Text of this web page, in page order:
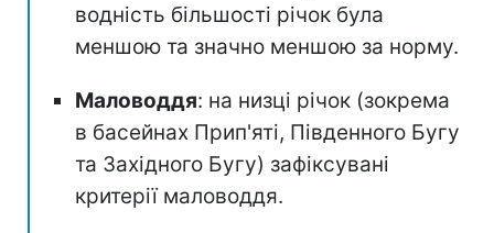
водність більшості річок була
меншою та значно меншою за норму.
Маловоддя: на низці річок (зокрема
в басейнах Прип'яті, Південного Бугу
та Західного Бугу) зафіксувані
критерії маловоддя.